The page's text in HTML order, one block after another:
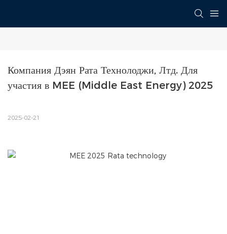
Компания Дэян Рата Технолоджи, Лтд. Для
участия в MEE (Middle East Energy) 2025
2025-02-21